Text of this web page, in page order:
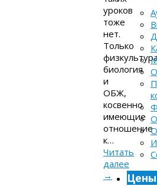
уроков
тоже
нет.
Только
биология
и
ОБЖ,
косвенно
имеющие
отношение
к…
Читать
далее
→